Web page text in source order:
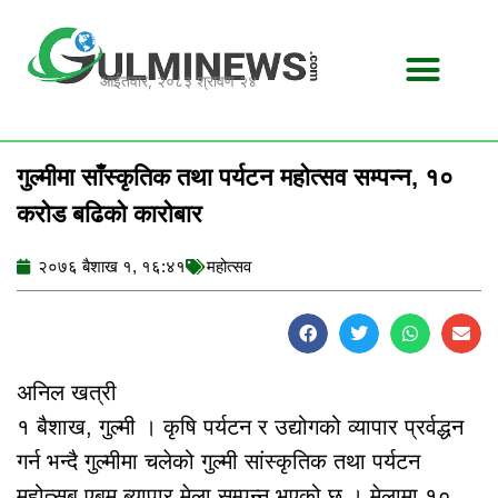
content
आईतवार, २०८३ श्रावण २४
गुल्मीमा साँस्कृतिक तथा पर्यटन महोत्सव सम्पन्न, १०
करोड बढिको कारोबार
२०७६ बैशाख १, १६:४१ महोत्सव
अनिल खत्री
१ बैशाख, गुल्मी । कृषि पर्यटन र उद्योगको व्यापार प्रर्वद्धन
गर्न भन्दै गुल्मीमा चलेको गुल्मी सांस्कृतिक तथा पर्यटन